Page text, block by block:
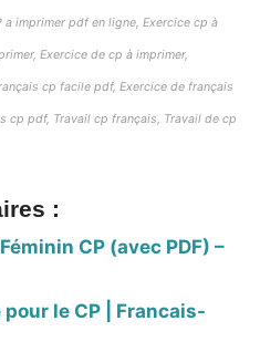
imprimer pdf en ligne, Exercice cp à
Exercice de cp à imprimer,
cp facile pdf, Exercice de français
cp pdf, Travail cp français, Travail de cp
:
CP (avec PDF) –
pour le CP | Francais-